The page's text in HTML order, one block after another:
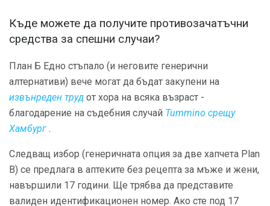
Къде можете да получите противозачатъчни
средства за спешни случаи?
План Б Едно стъпало (и неговите генерични
алтернативи) вече могат да бъдат закупени на
извънреден труд от хора на всяка възраст -
благодарение на съдебния случай Tummino срещу
Хамбург .
Следващ избор (генеричната опция за две хапчета Plan
B) се предлага в аптеките без рецепта за мъже и жени,
навършили 17 години. Ще трябва да представите
валиден идентификационен номер. Ако сте под 17